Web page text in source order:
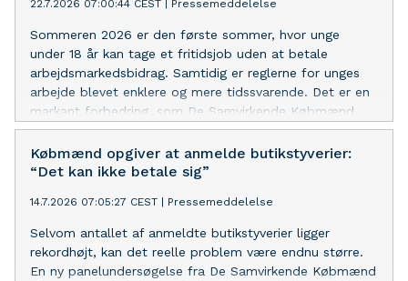
22.7.2026 07:00:44 CEST Pressemeddelelse
Sommeren 2026 er den første sommer, hvor unge
under 18 år kan tage et fritidsjob uden at betale
arbejdsmarkedsbidrag. Samtidig er reglerne for unges
arbejde blevet enklere og mere tidssvarende. Det er en
markant forbedring, som De Samvirkende Købmænd
(DSK) længe har arbejdet for.
Købmænd opgiver at anmelde butikstyverier:
“Det kan ikke betale sig”
14.7.2026 07:05:27 CEST Pressemeddelelse
Selvom antallet af anmeldte butikstyverier ligger
rekordhøjt, kan det reelle problem være endnu større.
En ny panelundersøgelse fra De Samvirkende Købmænd